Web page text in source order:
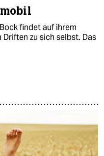
findet auf ihrem
Driften zu sich selbst. Das